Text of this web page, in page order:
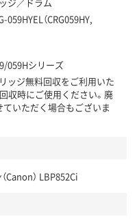
（CRG059HY,
059Hシリーズ
ッジ無料回収をご利用いた
収時にご使用ください。廃
いただく場合もございま
Canon） LBP852Ci